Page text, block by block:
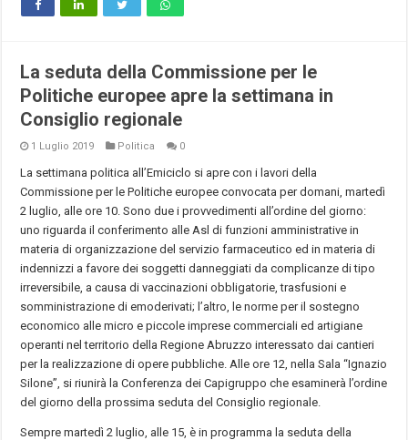
La seduta della Commissione per le
Politiche europee apre la settimana in
Consiglio regionale
1 Luglio 2019 Politica 0
La settimana politica all’Emiciclo si apre con i lavori della
Commissione per le Politiche europee convocata per domani, martedì
2 luglio, alle ore 10. Sono due i provvedimenti all’ordine del giorno:
uno riguarda il conferimento alle Asl di funzioni amministrative in
materia di organizzazione del servizio farmaceutico ed in materia di
indennizzi a favore dei soggetti danneggiati da complicanze di tipo
irreversibile, a causa di vaccinazioni obbligatorie, trasfusioni e
somministrazione di emoderivati; l’altro, le norme per il sostegno
economico alle micro e piccole imprese commerciali ed artigiane
operanti nel territorio della Regione Abruzzo interessato dai cantieri
per la realizzazione di opere pubbliche. Alle ore 12, nella Sala “Ignazio
Silone”, si riunirà la Conferenza dei Capigruppo che esaminerà l’ordine
del giorno della prossima seduta del Consiglio regionale.
Sempre martedì 2 luglio, alle 15, è in programma la seduta della